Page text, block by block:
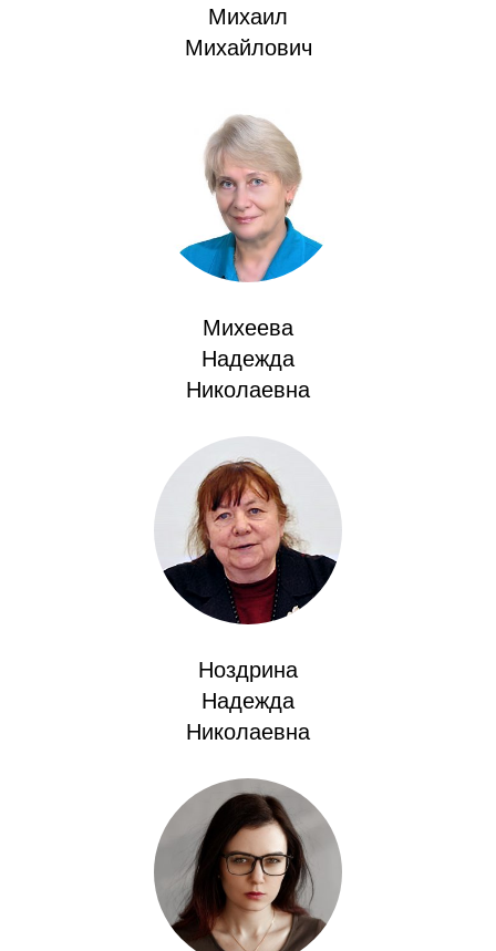
Общие требования
Научные труды
О журнале
Редакционная этика
Информация для авторов
Общие требования
Стандарты оформления
Семинары
Энергетический семинар
Российско-французский семинар
Отрасли и регионы
Ученый совет
Материалы
О совете
Михаил
Михайлович
Михеева
Надежда
Николаевна
Ноздрина
Надежда
Николаевна